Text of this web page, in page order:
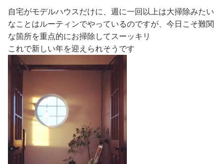
自宅がモデルハウスだけに、週に一回以上は大掃除みたい
なことはルーティンでやっているのですが、今日こそ難関
な箇所を重点的にお掃除してスーッキリ
これで新しい年を迎えられそうです